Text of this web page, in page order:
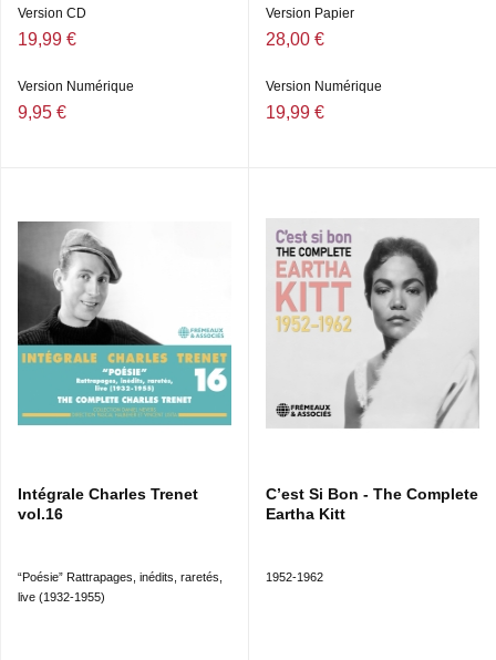
Version CD
19,99 €
Version Numérique
9,95 €
Version Papier
28,00 €
Version Numérique
19,99 €
Intégrale Charles Trenet
vol.16
“Poésie” Rattrapages, inédits, raretés,
live (1932-1955)
C’est Si Bon - The Complete
Eartha Kitt
1952-1962